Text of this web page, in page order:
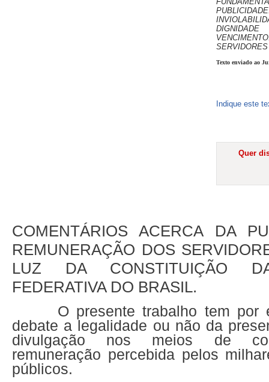
Texto enviado ao
Indique este
Quer
COMENTÁRIOS ACERCA DA
REMUNERAÇÃO DOS
LUZ DA CONSTITUIÇÃO
FEDERATIVA DO BRASIL.
O presente trabalho tem por
debate a legalidade ou não da
divulgação nos meios de
remuneração percebida pelos
públicos.